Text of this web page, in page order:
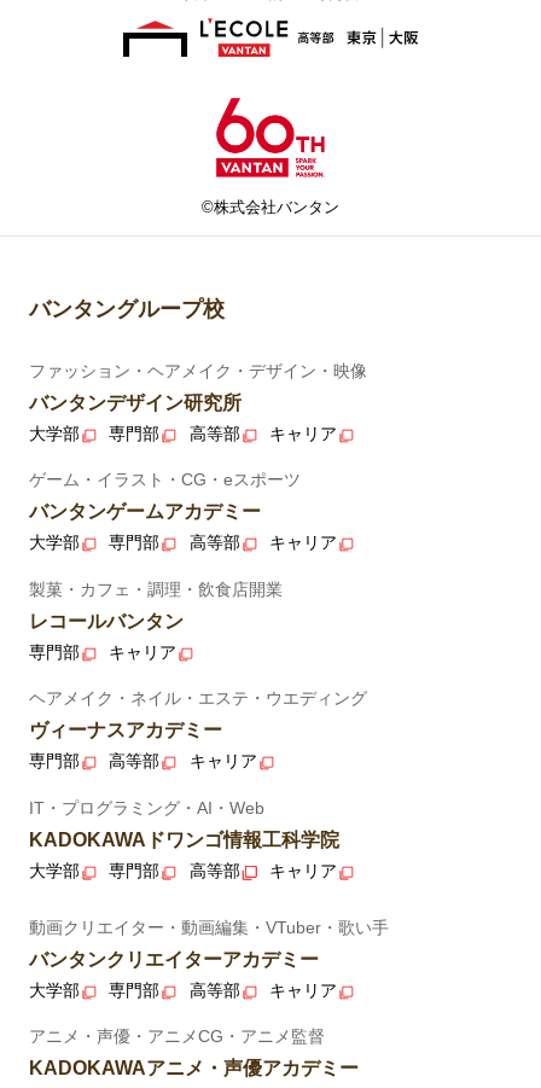
©株式会社バンタン
バンタングループ校
ファッション・ヘアメイク・デザイン・映像
バンタンデザイン研究所
大学部 専門部 高等部 キャリア
ゲーム・イラスト・CG・eスポーツ
バンタンゲームアカデミー
大学部 専門部 高等部 キャリア
製菓・カフェ・調理・飲食店開業
レコールバンタン
専門部 キャリア
ヘアメイク・ネイル・エステ・ウエディング
ヴィーナスアカデミー
専門部 高等部 キャリア
IT・プログラミング・AI・Web
KADOKAWAドワンゴ情報工科学院
大学部 専門部 高等部 キャリア
動画クリエイター・動画編集・VTuber・歌い手
バンタンクリエイターアカデミー
大学部 専門部 高等部 キャリア
アニメ・声優・アニメCG・アニメ監督
KADOKAWAアニメ・声優アカデミー